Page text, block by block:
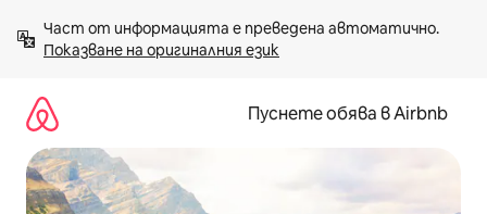
към
съдържанието
Показване на оригиналния език
Пуснете обява в Airbnb